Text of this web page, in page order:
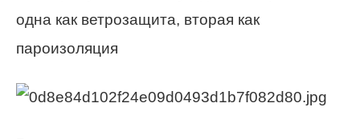
одна как ветрозащита, вторая как
пароизоляция